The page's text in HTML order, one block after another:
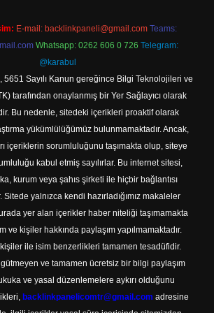
E-mail: backlinkpaneli@gmail.com Teams:
Whatsapp: 0262 606 0 726 Telegram:
@karabul
5651 Sayılı Kanun gereğince Bilgi Teknolojileri ve
tarafından onaylanmış bir Yer Sağlayıcı olarak
Bu nedenle, sitedeki içerikleri proaktif olarak
yükümlülüğümüz bulunmamaktadır. Ancak,
içeriklerin sorumluluğunu taşımakta olup, siteye
kabul etmiş sayılırlar. Bu internet sitesi,
kurum veya şahıs şirketi ile hiçbir bağlantısı
Sitede yalnızca kendi hazırladığımız makaleler
yer alan içerikler haber niteliği taşımamakta
ve kişiler hakkında paylaşım yapılmamaktadır.
ile isim benzerlikleri tamamen tesadüfidir.
ve tamamen ücretsiz bir bilgi paylaşım
ve yasal düzenlemelere aykırı olduğunu
backlinkpanelicomtr@gmail.com adresine